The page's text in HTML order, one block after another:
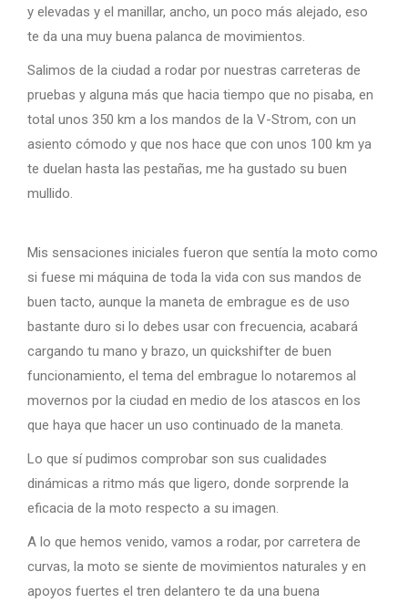
y elevadas y el manillar, ancho, un poco más alejado, eso
te da una muy buena palanca de movimientos.
Salimos de la ciudad a rodar por nuestras carreteras de
pruebas y alguna más que hacia tiempo que no pisaba, en
total unos 350 km a los mandos de la V-Strom, con un
asiento cómodo y que nos hace que con unos 100 km ya
te duelan hasta las pestañas, me ha gustado su buen
mullido.
Mis sensaciones iniciales fueron que sentía la moto como
si fuese mi máquina de toda la vida con sus mandos de
buen tacto, aunque la maneta de embrague es de uso
bastante duro si lo debes usar con frecuencia, acabará
cargando tu mano y brazo, un quickshifter de buen
funcionamiento, el tema del embrague lo notaremos al
movernos por la ciudad en medio de los atascos en los
que haya que hacer un uso continuado de la maneta.
Lo que sí pudimos comprobar son sus cualidades
dinámicas a ritmo más que ligero, donde sorprende la
eficacia de la moto respecto a su imagen.
A lo que hemos venido, vamos a rodar, por carretera de
curvas, la moto se siente de movimientos naturales y en
apoyos fuertes el tren delantero te da una buena